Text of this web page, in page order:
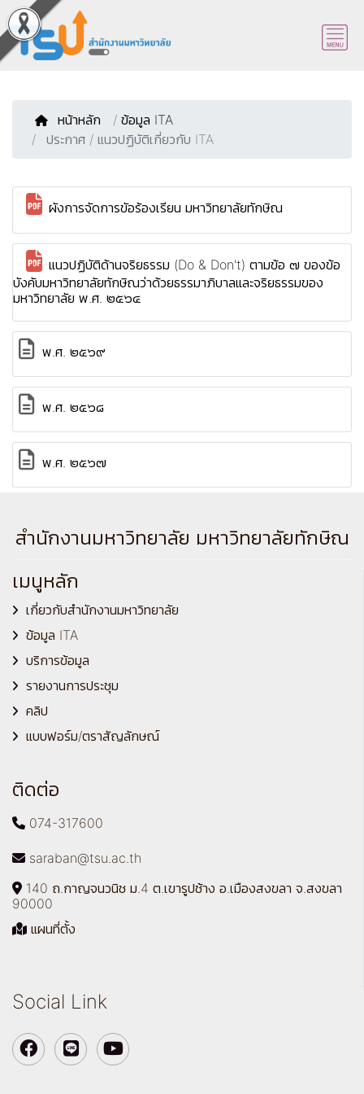
หน้าหลัก / ข้อมูล ITA
ประกาศ / แนวปฏิบัติเกี่ยวกับ ITA
ผังการจัดการขัอร้องเรียน มหาวิทยาลัยทักษิณ
แนวปฏิบัติด้านจริยธรรม (Do & Don't) ตามข้อ ๗ ของข้อ
บังคับมหาวิทยาลัยทักษิณว่าด้วยธรรมาภิบาลและจริยธรรมของ
มหาวิทยาลัย พ.ศ. ๒๕๖๔
พ.ศ. ๒๕๖๙
พ.ศ. ๒๕๖๘
พ.ศ. ๒๕๖๗
สำนักงานมหาวิทยาลัย มหาวิทยาลัยทักษิณ
เมนูหลัก
เกี่ยวกับสำนักงานมหาวิทยาลัย
ข้อมูล ITA
บริการข้อมูล
รายงานการประชุม
คลิป
แบบฟอร์ม/ตราสัญลักษณ์
ติดต่อ
074-317600
saraban@tsu.ac.th
140 ถ.กาญจนวนิช ม.4 ต.เขารูปช้าง อ.เมืองสงขลา จ.สงขลา
90000
แผนที่ตั้ง
Social Link